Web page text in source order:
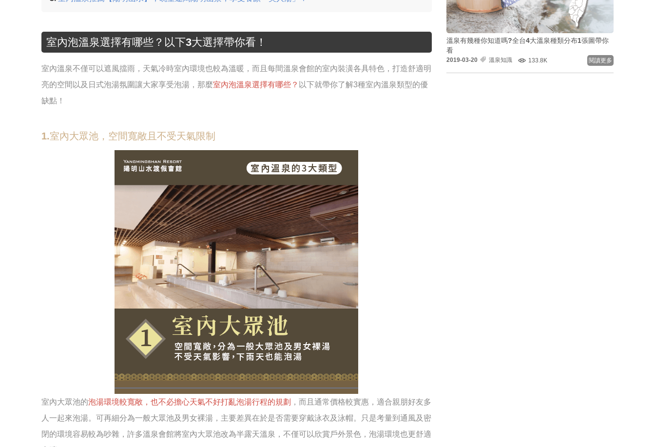
室內泡溫泉選擇有哪些？以下3大選擇帶你看！
室內溫泉不僅可以遮風擋雨，天氣冷時室內環境也較為溫暖，而且每間溫泉會館的室內裝潢各具特色，打造舒適明
亮的空間以及日式泡湯氛圍讓大家享受泡湯，那麼室內泡溫泉選擇有哪些？ 以下就帶你了解3種室內溫泉類型的優
缺點！
1.室內大眾池，空間寬敞且不受天氣限制
室內大眾池的泡湯環境較寬敞，也不必擔心天氣不好打亂泡湯行程的規劃
，而且通常價格較實惠，適合親朋好友多
人一起來泡湯。可再細分為一般大眾池及男女裸湯，主要差異在於是否需要穿戴泳衣及泳帽。只是考量到通風及密
閉的環境容易較為吵雜，許多溫泉會館將室內大眾池改為半露天溫泉，不僅可以欣賞戶外景色，泡湯環境也更舒適
溫泉有幾種你知道嗎?全台4大溫泉種類分布1張圖帶你
看
2019-03-20 溫泉知識 133.8K 閱讀更多